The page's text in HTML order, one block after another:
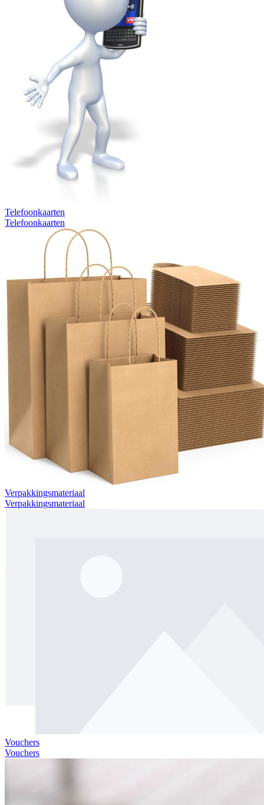
Telefoonkaarten
Telefoonkaarten
Verpakkingsmateriaal
Verpakkingsmateriaal
Vouchers
Vouchers